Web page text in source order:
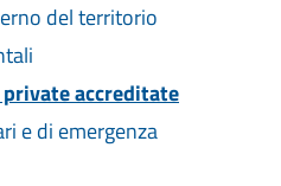
del territorio
accreditate
e di emergenza